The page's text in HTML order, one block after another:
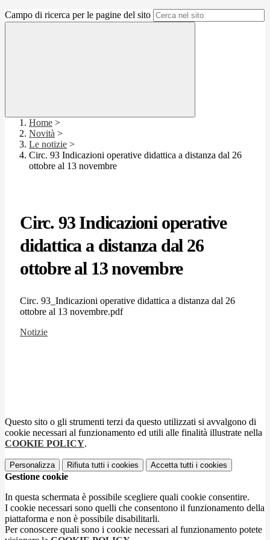
Campo di ricerca per le pagine del sito
Home >
Novità >
Le notizie >
Circ. 93 Indicazioni operative didattica a distanza dal 26
ottobre al 13 novembre
Circ. 93 Indicazioni operative
didattica a distanza dal 26
ottobre al 13 novembre
Circ. 93_Indicazioni operative didattica a distanza dal 26
ottobre al 13 novembre.pdf
Notizie
Questo sito o gli strumenti terzi da questo utilizzati si avvalgono di
cookie necessari al funzionamento ed utili alle finalità illustrate nella
COOKIE POLICY.
Personalizza Rifiuta tutti i cookies Accetta tutti i cookies
Gestione cookie
In questa schermata è possibile scegliere quali cookie consentire.
I cookie necessari sono quelli che consentono il funzionamento della
piattaforma e non è possibile disabilitarli.
Per conoscere quali sono i cookie necessari al funzionamento potete